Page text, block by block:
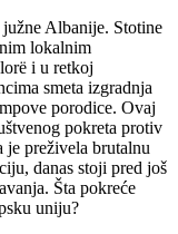
Albanije. Stotine
lokalnim
i u retkoj
smeta izgradnja
porodice. Ovaj
pokreta protiv
je preživela brutalnu
danas stoji pred još
Šta pokreće
uniju?